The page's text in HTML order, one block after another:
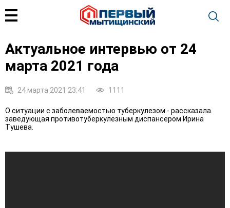
Актуальное интервью от 24
марта 2021 года
24 марта 2021 23:41 1111
О ситуации с заболеваемостью туберкулезом - рассказала
заведующая противотуберкулезным диспансером Ирина
Тушева.